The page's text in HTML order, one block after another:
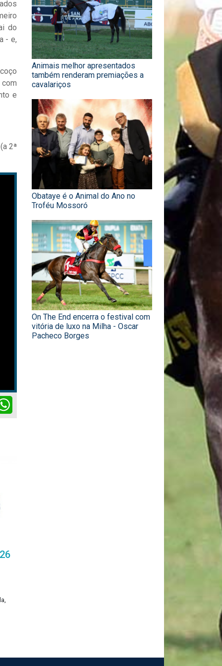
do
- e,
e
2ª
Animais melhor apresentados
também renderam premiações a
cavalariços
Obataye é o Animal do Ano no
Troféu Mossoró
On The End encerra o festival com
vitória de luxo na Milha - Oscar
Pacheco Borges